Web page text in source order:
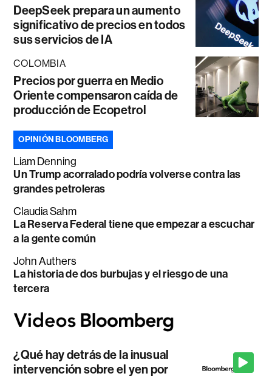
DeepSeek prepara un aumento
significativo de precios en todos
sus servicios de IA
COLOMBIA
Precios por guerra en Medio
Oriente compensaron caída de
producción de Ecopetrol
OPINIÓN BLOOMBERG
Liam Denning
Un Trump acorralado podría volverse contra las
grandes petroleras
Claudia Sahm
La Reserva Federal tiene que empezar a escuchar
a la gente común
John Authers
La historia de dos burbujas y el riesgo de una
tercera
¿Qué hay detrás de la inusual
intervención sobre el yen por